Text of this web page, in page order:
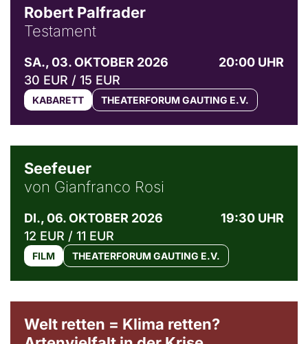
Robert Palfrader
Testament
SA., 03. OKTOBER 2026
20:00 UHR
30 EUR / 15 EUR
KABARETT THEATERFORUM GAUTING E.V.
Seefeuer
von Gianfranco Rosi
DI., 06. OKTOBER 2026
19:30 UHR
12 EUR / 11 EUR
FILM THEATERFORUM GAUTING E.V.
Welt retten = Klima retten?